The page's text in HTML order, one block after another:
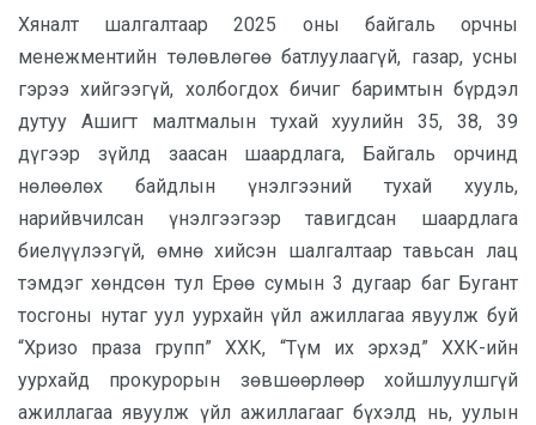
Хяналт шалгалтаар 2025 оны байгаль орчны
менежментийн төлөвлөгөө батлуулаагүй, газар, усны
гэрээ хийгээгүй, холбогдох бичиг баримтын бүрдэл
дутуу Ашигт малтмалын тухай хуулийн 35, 38, 39
дүгээр зүйлд заасан шаардлага, Байгаль орчинд
нөлөөлөх байдлын үнэлгээний тухай хууль,
нарийвчилсан үнэлгээгээр тавигдсан шаардлага
биелүүлээгүй, өмнө хийсэн шалгалтаар тавьсан лац
тэмдэг хөндсөн тул Ерөө сумын 3 дугаар баг Бугант
тосгоны нутаг уул уурхайн үйл ажиллагаа явуулж буй
“Хризо праза групп” ХХК, “Түм их эрхэд” ХХК-ийн
уурхайд прокурорын зөвшөөрлөөр хойшлуулшгүй
ажиллагаа явуулж үйл ажиллагааг бүхэлд нь, уулын